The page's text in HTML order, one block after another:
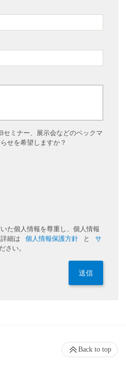
ミナー、展示会などのベックマ
せを希望しますか？
た個人情報を尊重し、個人情報
細は
個人情報保護方針 と
サ
さい。
送信
Back to top